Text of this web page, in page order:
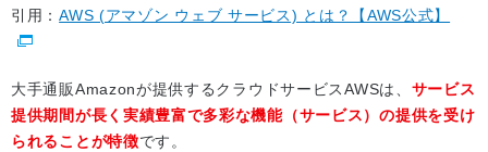
引用：AWS (アマゾン ウェブ サービス) とは？【AWS公式】
大手通販Amazonが提供するクラウドサービスAWSは、 サービス
提供期間が長く実績豊富で多彩な機能（サービス）の提供を受け
られることが特徴です。